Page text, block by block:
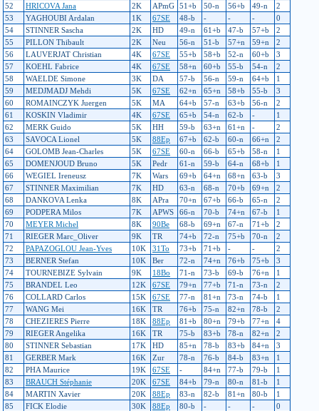
52
HRICOVA Jana 2K APmG 51+b 50-n 56+b 49-n
2
53
YAGHOUBI Ardalan 1K 67SE 48-b - - -
0
54
STINNER Sascha 2K HD 49-n 61+b 47-b 57+b
2
55
PILLON Thibault 2K Neu 56-n 51-b 57+n 59+n
2
56
LAUVERJAT Christian 4K 67SE 55+b 58+b 52-n 60+b
3
57
KOEHL Fabrice 4K 67SE 58+n 60+b 55-b 54-n
2
58
WAELDE Simone 3K DA 57-b 56-n 59-n 64+b
1
59
MEDJMADJ Mehdi 5K 67SE 62+n 65+n 58+b 55-b
3
60
ROMAINCZYK Juergen 5K MA 64+b 57-n 63+b 56-n
2
61
KOSKIN Vladimir 4K 67SE 65+b 54-n 62-b -
1
62
MERK Guido 5K HH 59-b 63+n 61+n -
2
63
SAVOCA Lionel 5K 88Ep 67+b 62-b 60-n 66+n
2
64
GOLOMB Jean-Charles 5K 67SE 60-n 66-b 65+b 58-n
1
65
DOMENJOUD Bruno 5K Pedr 61-n 59-b 64-n 68+b
1
66
WEGIEL Ireneusz 7K Wars 69+b 64+n 68+n 63-b
3
67
STINNER Maximilian 7K HD 63-n 68-n 70+b 69+n
2
68
DANKOVA Lenka 8K APra 70+n 67+b 66-b 65-n
2
69
PODPERA Milos 7K APWS 66-n 70-b 74+n 67-b
1
70
MEYER Michel 8K 90Be 68-b 69+n 67-n 71+b
2
71
RIEGER Marc_Oliver 9K TR 74+b 72-n 75+b 70-n
2
72
PAPAZOGLOU Jean-Yves 10K 31To 73+b 71+b - -
2
73
BERNER Stefan 10K Ber 72-n 74+n 76+b 75+b
3
74
TOURNEBIZE Sylvain 9K 18Bo 71-n 73-b 69-b 76+n
1
75
BRANDEL Leo 12K 67SE 79+n 77+b 71-n 73-n
2
76
COLLARD Carlos 15K 67SE 77-n 81+n 73-n 74-b
1
77
WANG Mei 16K TR 76+b 75-n 82+n 78-b
2
78
CHEZIERES Pierre 18K 88Ep 81+b 80+n 79+b 77+n
4
79
RIEGER Angelika 16K TR 75-b 83+b 78-n 82+n
2
80
STINNER Sebastian 17K HD 85+n 78-b 83+b 84+n
3
81
GERBER Mark 16K Zur 78-n 76-b 84-b 83+n
1
82
PHA Maurice 19K 67SE - 84+n 77-b 79-b
1
83
BRAUCH Stéphanie 20K 67SE 84+b 79-n 80-n 81-b
1
84
MARTIN Xavier 20K 88Ep 83-n 82-b 81+n 80-b
1
85
FICK Elodie 30K 88Ep 80-b - - - 0